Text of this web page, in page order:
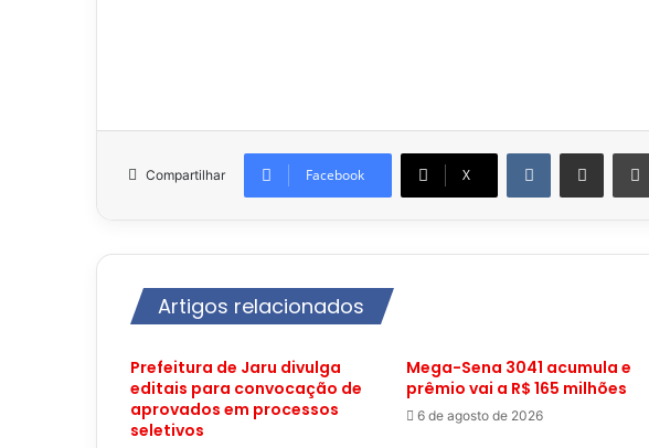
Compartilhar Facebook X
VK Compartilhar via e-mail
Artigos relacionados
Prefeitura de Jaru divulga
editais para convocação de
aprovados em processos
seletivos
Mega-Sena 3041 acumula e
prêmio vai a R$ 165 milhões
6 de agosto de 2026